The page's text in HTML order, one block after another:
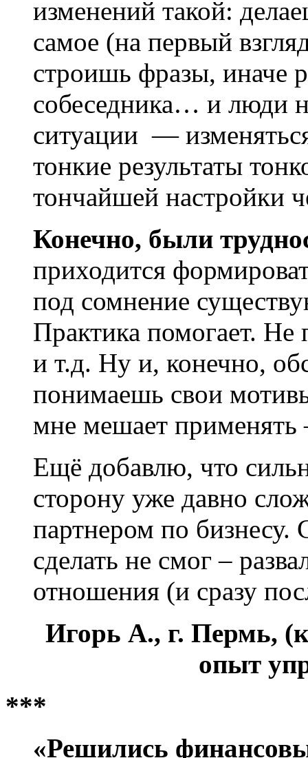
изменений такой:
самое (на первый
строишь фразы, иначе
собеседника… и люди
ситуации —
тонкие результаты
тончайшей настройки
Конечно, были
приходится
под сомнение
Практика помогает. Не
и т.д. Ну и, конечно,
понимаешь свои
мне мешает применять
Ещё добавлю, что
сторону уже давно
партнером по бизнесу.
сделать не смог –
отношения (и сразу
Игорь А., г. Пермь,
опыт
***
«Решились